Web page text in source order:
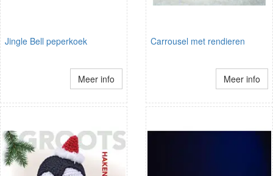
Jingle Bell peperkoek
Meer info
Carrousel met rendieren
Meer info